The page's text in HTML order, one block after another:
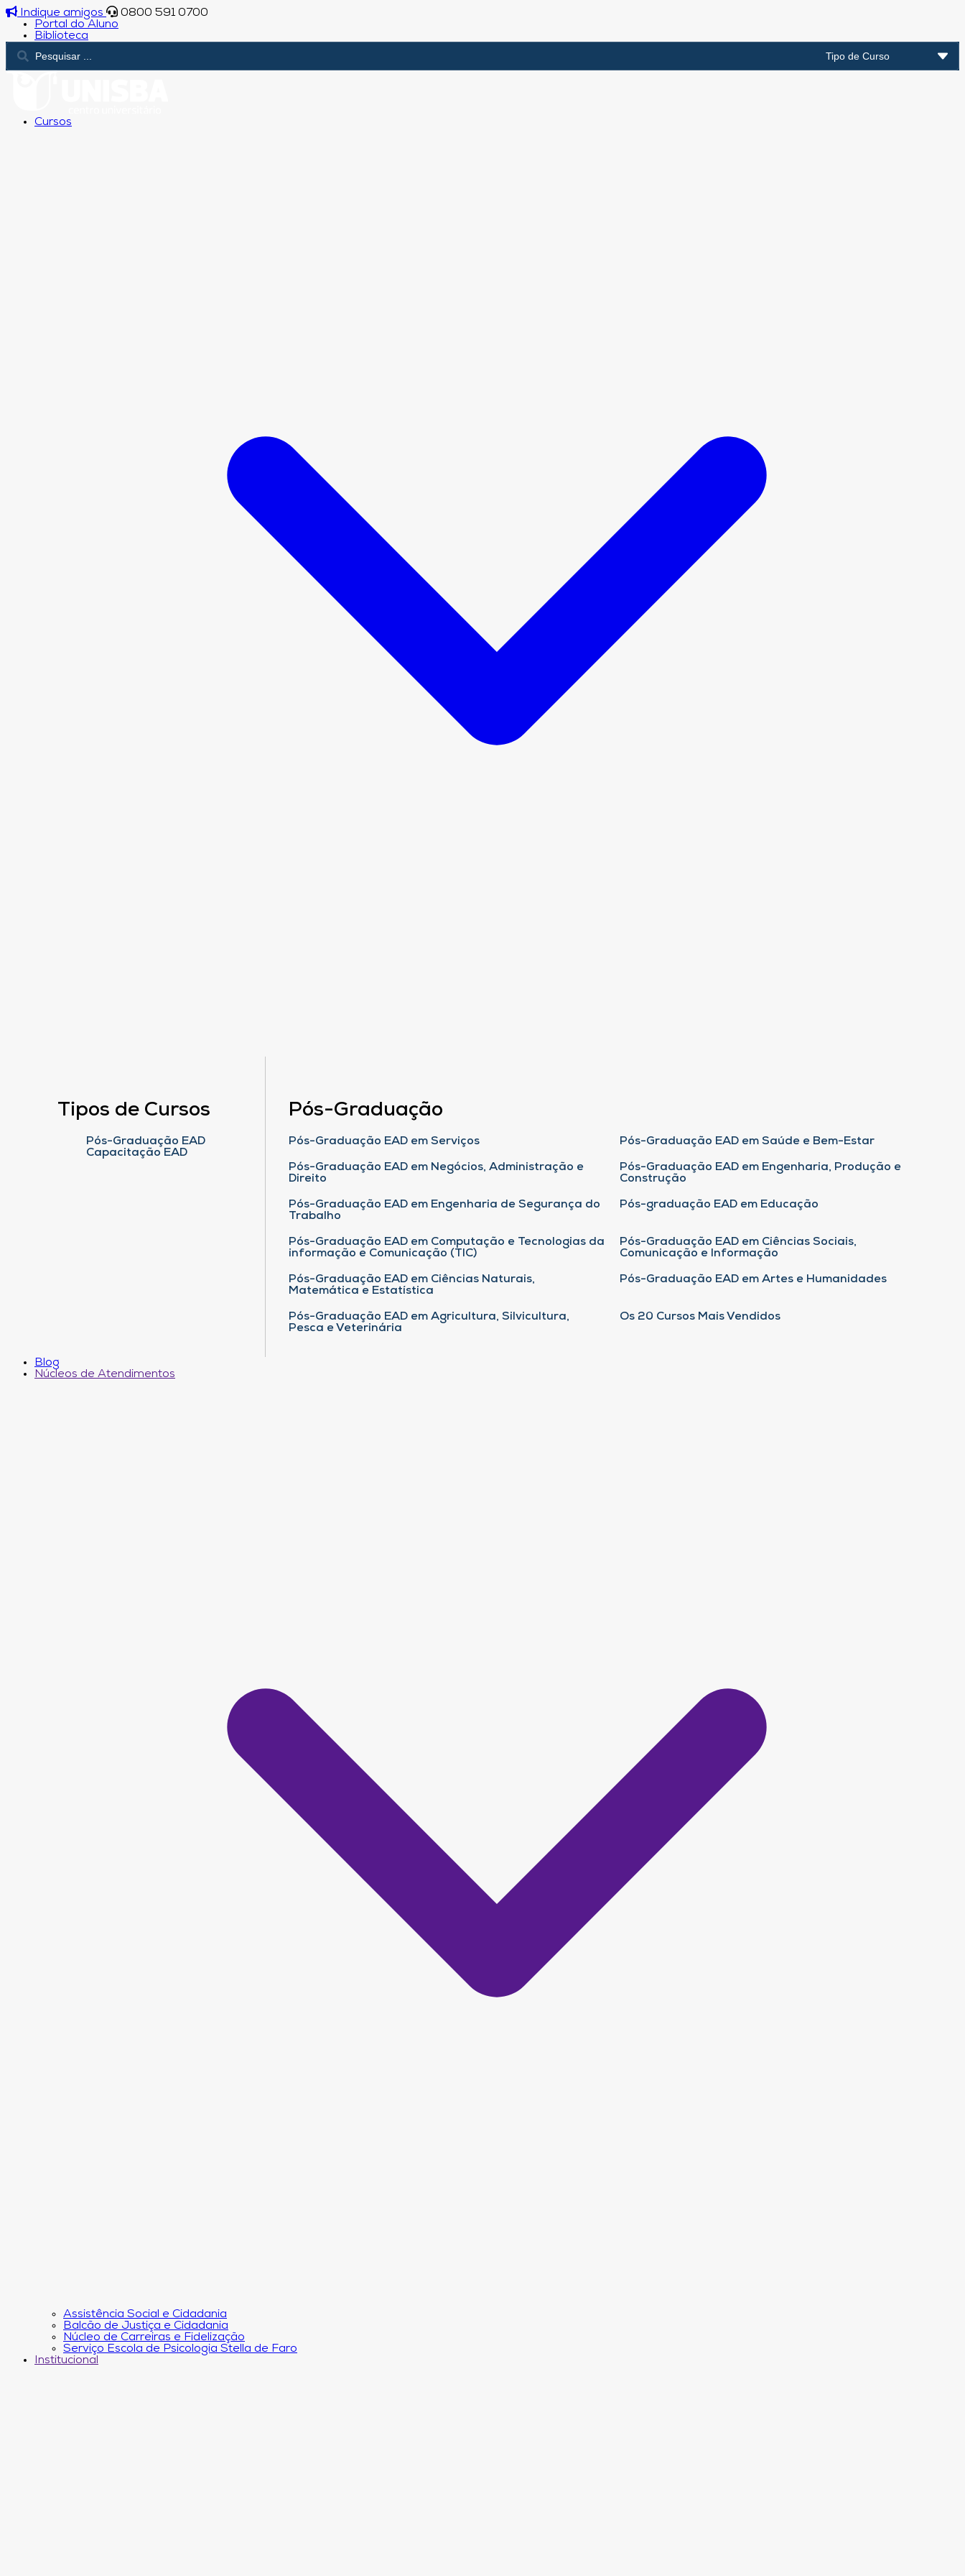
Indique amigos
0800 591 0700
Portal do Aluno
Biblioteca
Cursos
Tipos de Cursos
Pós-Graduação EAD
Capacitação EAD
Pós-Graduação
Pós-Graduação EAD em Serviços Pós-Graduação EAD em Saúde e Bem-Estar
Pós-Graduação EAD em Negócios, Administração e
Direito
Pós-Graduação EAD em Engenharia, Produção e
Construção
Pós-Graduação EAD em Engenharia de Segurança do
Trabalho
Pós-graduação EAD em Educação
Pós-Graduação EAD em Computação e Tecnologias da
informação e Comunicação (TIC)
Pós-Graduação EAD em Ciências Sociais,
Comunicação e Informação
Pós-Graduação EAD em Ciências Naturais,
Matemática e Estatística
Pós-Graduação EAD em Artes e Humanidades
Pós-Graduação EAD em Agricultura, Silvicultura,
Pesca e Veterinária
Os 20 Cursos Mais Vendidos
Blog
Núcleos de Atendimentos
Assistência Social e Cidadania
Balcão de Justiça e Cidadania
Núcleo de Carreiras e Fidelização
Serviço Escola de Psicologia Stella de Faro
Institucional